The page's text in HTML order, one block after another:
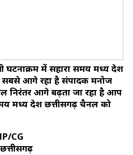
घटनाक्रम में सहारा समय मध्य प्रदेश
आगे रहा है संपादक मनोज
निरंतर आगे बढ़ता जा रहा है आप
मध्य प्रदेश छत्तीसगढ़ चैनल को
CG